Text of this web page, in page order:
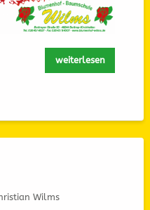
weiterlesen
Wilms